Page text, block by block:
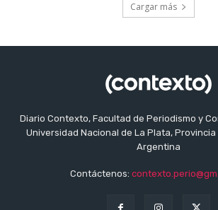
Cargar más
Diario Contexto, Facultad de Periodismo y
Universidad Nacional de La Plata,
Argentina
Contáctenos: